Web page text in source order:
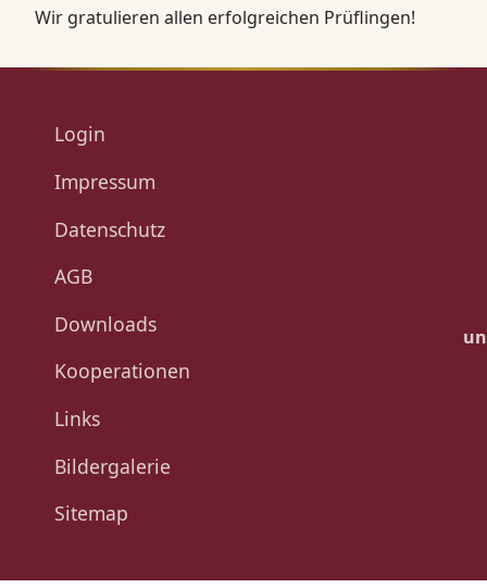
Wir gratulieren allen erfolgreichen Prüflingen!
Login
Impressum
Datenschutz
AGB
Downloads
Kooperationen
Links
Bildergalerie
Sitemap